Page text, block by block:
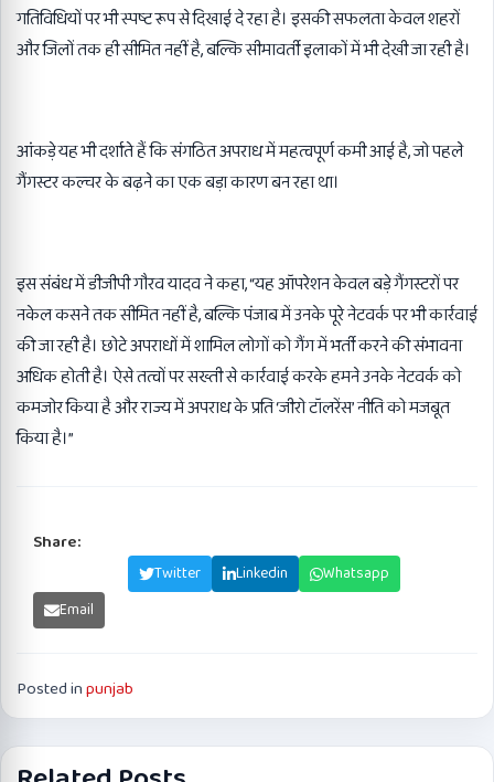
गतिविधियों पर भी स्पष्ट रूप से दिखाई दे रहा है। इसकी सफलता केवल शहरों
और जिलों तक ही सीमित नहीं है, बल्कि सीमावर्ती इलाकों में भी देखी जा रही है।
आंकड़े यह भी दर्शाते हैं कि संगठित अपराध में महत्वपूर्ण कमी आई है, जो पहले
गैंगस्टर कल्चर के बढ़ने का एक बड़ा कारण बन रहा था।
इस संबंध में डीजीपी गौरव यादव ने कहा, “यह ऑपरेशन केवल बड़े गैंगस्टरों पर
नकेल कसने तक सीमित नहीं है, बल्कि पंजाब में उनके पूरे नेटवर्क पर भी कार्रवाई
की जा रही है। छोटे अपराधों में शामिल लोगों को गैंग में भर्ती करने की संभावना
अधिक होती है। ऐसे तत्वों पर सख्ती से कार्रवाई करके हमने उनके नेटवर्क को
कमजोर किया है और राज्य में अपराध के प्रति ‘जीरो टॉलरेंस’ नीति को मजबूत
किया है।”
Share:
Twitter Linkedin
Whatsapp
Email
Posted inpunjab